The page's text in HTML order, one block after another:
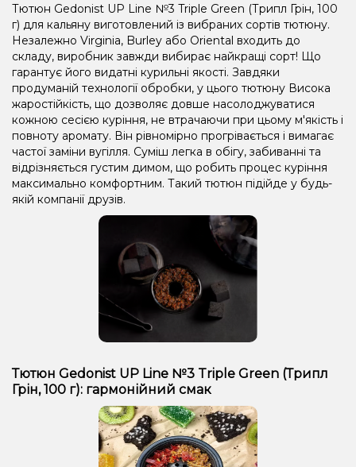
Тютюн Gedonist UP Line №3 Triple Green (Трипл Грін, 100
г) для кальяну виготовлений із вибраних сортів тютюну.
Незалежно Virginia, Burley або Oriental входить до
складу, виробник завжди вибирає найкращі сорт! Що
гарантує його видатні курильні якості. Завдяки
продуманій технології обробки, у цього тютюну Висока
жаростійкість, що дозволяє довше насолоджуватися
кожною сесією куріння, не втрачаючи при цьому м'якість і
повноту аромату. Він рівномірно прогрівається і вимагає
частої заміни вугілля. Суміш легка в обігу, забиванні та
відрізняється густим димом, що робить процес куріння
максимально комфортним. Такий тютюн підійде у будь-
якій компанії друзів.
Тютюн Gedonist UP Line №3 Triple Green (Трипл
Грін, 100 г): гармонійний смак